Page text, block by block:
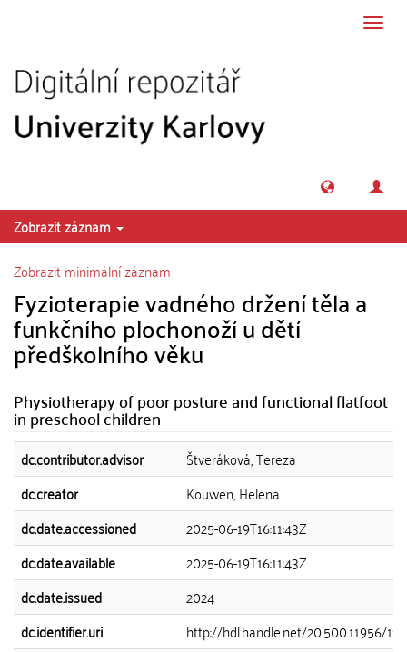
Zobrazit záznam
Zobrazit minimální záznam
Fyzioterapie vadného držení těla a
funkčního plochonoží u dětí
předškolního věku
Physiotherapy of poor posture and functional flatfoot
in preschool children
dc.contributor.advisor
Štveráková, Tereza
dc.creator
Kouwen, Helena
dc.date.accessioned
2025-06-19T16:11:43Z
dc.date.available
2025-06-19T16:11:43Z
dc.date.issued
2024
dc.identifier.uri
http://hdl.handle.net/20.500.11956/